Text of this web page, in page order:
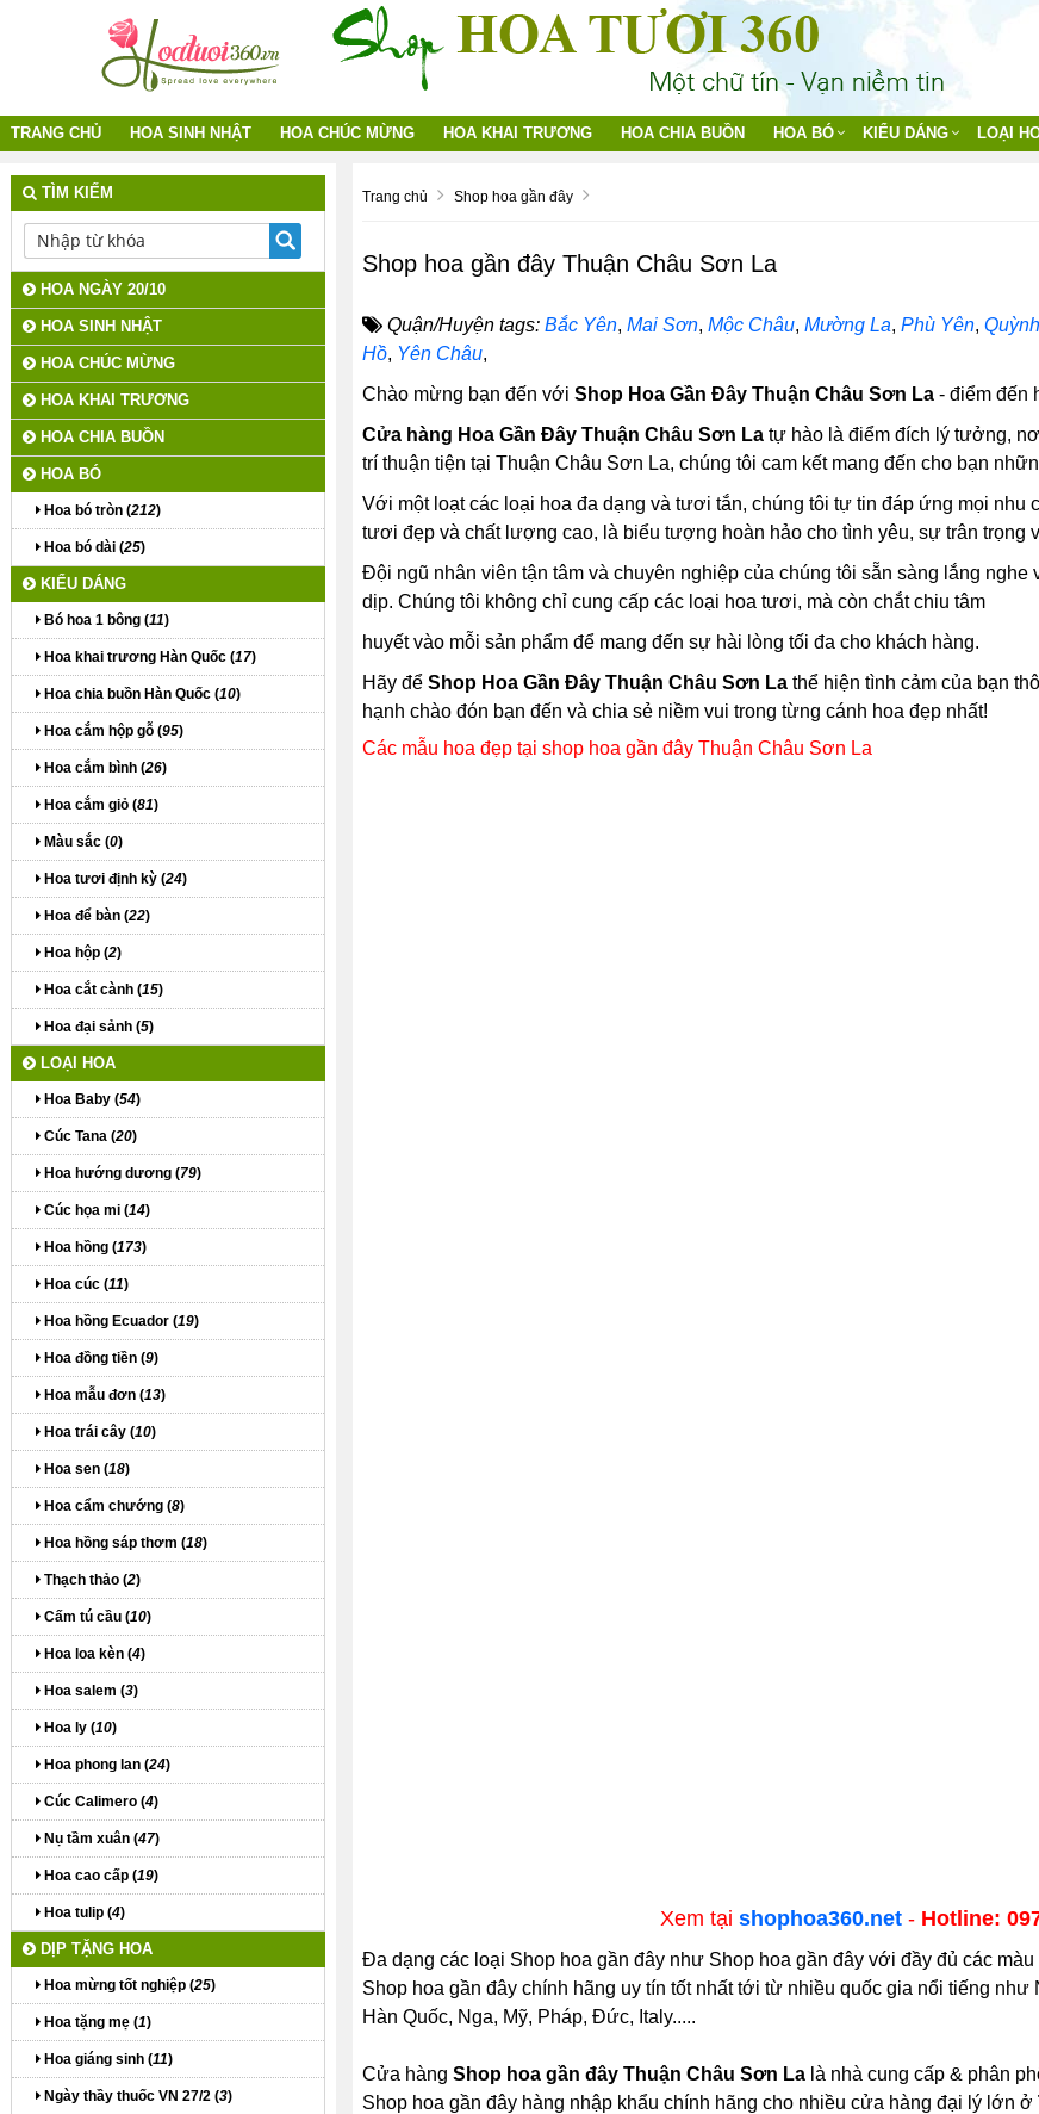
TRANG CHỦ HOA SINH NHẬT HOA CHÚC MỪNG HOA KHAI TRƯƠNG HOA CHIA BUỒN HOA BÓ KIỂU DÁNG LOẠI
Trang chủ Shop hoa gần đây
Shop hoa gần đây Thuận Châu Sơn La
Quận/Huyện tags: Bắc Yên, Mai Sơn, Mộc Châu, Mường La, Phù Yên,
Hồ, Yên Châu,
Chào mừng bạn đến với Shop Hoa Gần Đây Thuận Châu Sơn La- điểm đến
Cửa hàng Hoa Gần Đây Thuận Châu Sơn Latự hào là điểm đích lý tưởng,
trí thuận tiện tại Thuận Châu Sơn La, chúng tôi cam kết mang đến cho bạn
Với một loạt các loại hoa đa dạng và tươi tắn, chúng tôi tự tin đáp ứng mọi
tươi đẹp và chất lượng cao, là biểu tượng hoàn hảo cho tình yêu, sự trân trọng
Đội ngũ nhân viên tận tâm và chuyên nghiệp của chúng tôi sẵn sàng lắng
dịp. Chúng tôi không chỉ cung cấp các loại hoa tươi, mà còn chắt chiu tâm
huyết vào mỗi sản phẩm để mang đến sự hài lòng tối đa cho khách hàng.
Hãy để Shop Hoa Gần Đây Thuận Châu Sơn Lathể hiện tình cảm của bạn
hạnh chào đón bạn đến và chia sẻ niềm vui trong từng cánh hoa đẹp nhất!
Các mẫu hoa đẹp tại shop hoa gần đây Thuận Châu Sơn La
Xem tại shophoa360.net- Hotline:
Đa dạng các loại Shop hoa gần đây như Shop hoa gần đây với đầy đủ các
Shop hoa gần đây chính hãng uy tín tốt nhất tới từ nhiều quốc gia nổi tiếng
Hàn Quốc, Nga, Mỹ, Pháp, Đức, Italy.....
Cửa hàng Shop hoa gần đây Thuận Châu Sơn Lalà nhà cung cấp & phân
Shop hoa gần đây hàng nhập khẩu chính hãng cho nhiều cửa hàng đại lý lớn ở
TÌM KIẾM
HOA NGÀY 20/10
HOA SINH NHẬT
HOA CHÚC MỪNG
HOA KHAI TRƯƠNG
HOA CHIA BUỒN
HOA BÓ
Hoa bó tròn (212)
Hoa bó dài (25)
KIỂU DÁNG
Bó hoa 1 bông (11)
Hoa khai trương Hàn Quốc (17)
Hoa chia buồn Hàn Quốc (10)
Hoa cắm hộp gỗ (95)
Hoa cắm bình (26)
Hoa cắm giỏ (81)
Màu sắc (0)
Hoa tươi định kỳ (24)
Hoa để bàn (22)
Hoa hộp (2)
Hoa cắt cành (15)
Hoa đại sảnh (5)
LOẠI HOA
Hoa Baby (54)
Cúc Tana (20)
Hoa hướng dương (79)
Cúc họa mi (14)
Hoa hồng (173)
Hoa cúc (11)
Hoa hồng Ecuador (19)
Hoa đồng tiền (9)
Hoa mẫu đơn (13)
Hoa trái cây (10)
Hoa sen (18)
Hoa cẩm chướng (8)
Hoa hồng sáp thơm (18)
Thạch thảo (2)
Cấm tú cầu (10)
Hoa loa kèn (4)
Hoa salem (3)
Hoa ly (10)
Hoa phong lan (24)
Cúc Calimero (4)
Nụ tầm xuân (47)
Hoa cao cấp (19)
Hoa tulip (4)
DỊP TẶNG HOA
Hoa mừng tốt nghiệp (25)
Hoa tặng mẹ (1)
Hoa giáng sinh (11)
Ngày thầy thuốc VN 27/2 (3)